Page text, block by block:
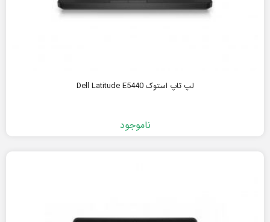
لپ تاپ استوک Dell Latitude E5440
ناموجود